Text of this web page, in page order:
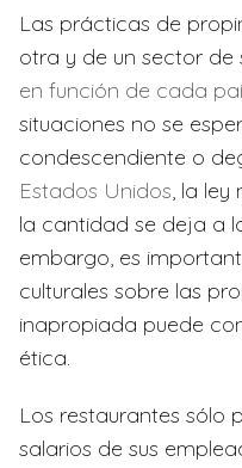
Las prácticas de
otra y de un sector de
en función de cada
situaciones no se
condescendiente o
Estados Unidos, la ley
la cantidad se deja a
embargo, es
culturales sobre las
inapropiada puede
ética.
Los restaurantes sólo
salarios de sus